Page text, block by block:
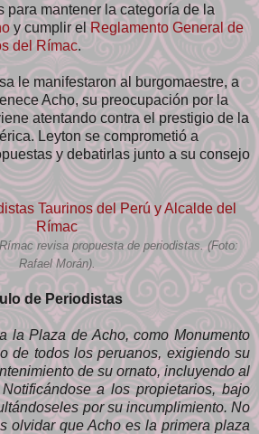
para mantener la categoría de la
y cumplir elReglamento General de
del Rímac.
le manifestaron al burgomaestre, a
Acho, su preocupación por la
atentando contra el prestigio de la
Leyton se comprometió a
y debatirlas junto a su consejo
revisa propuesta de periodistas. (Foto:
Rafael Morán).
de Periodistas
la Plaza de Acho, como Monumento
de todos los peruanos, exigiendo su
de su ornato, incluyendo al
a los propietarios, bajo
por su incumplimiento. No
olvidar que Acho es la primera plaza